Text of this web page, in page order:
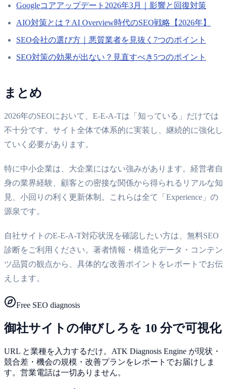
Googleコアアップデート2026年3月｜影響と回復対策
AIO対策とは？AI Overview時代のSEO戦略【2026年】
SEO会社の選び方｜悪質業者を見抜く7つのポイント
SEO対策の効果が出ない？見直すべき5つのポイント
まとめ
2026年のSEOにおいて、E-E-A-Tは「知っている」だけでは
不十分です。サイト全体で体系的に実装し、継続的に強化し
ていく必要があります。
特に中小企業は、大企業にはない強みがあります。経営者自
身の業界経験、顧客との密接な関係から得られるリアルな知
見、小回りの利く更新体制。これらは全て「Experience」の
源泉です。
自社サイトのE-E-A-T対応状況を確認したい方は、無料SEO
診断をご利用ください。著者情報・構造化データ・コンテン
ツ品質の観点から、具体的な改善ポイントをレポートでお伝
えします。
Free SEO diagnosis
御社サイトの伸びしろを 10 分で可視化
URL と業種を入力するだけ。ATK Diagnosis Engine が現状・
競合差・機会の規模・改善プランをレポートでお届けしま
す。営業電話は一切ありません。